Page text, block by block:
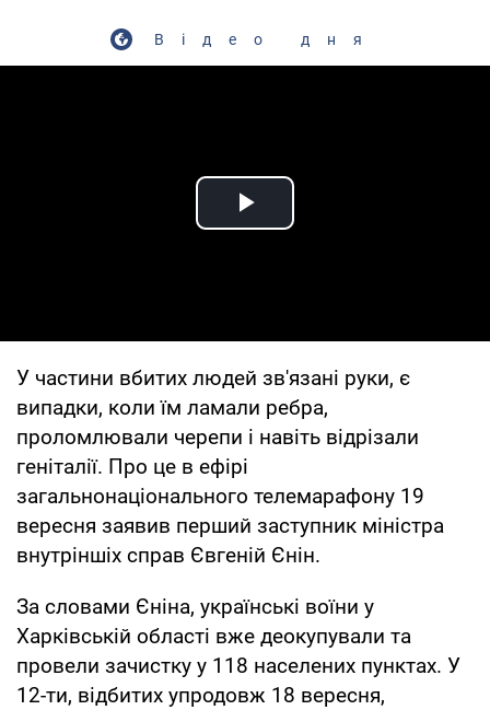
Відео дня
Play Video
У частини вбитих людей зв'язані руки, є
випадки, коли їм ламали ребра,
проломлювали черепи і навіть відрізали
геніталії. Про це в ефірі
загальнонаціонального телемарафону 19
вересня заявив перший заступник міністра
внутріншіх справ Євгеній Єнін.
За словами Єніна, українські воїни у
Харківській області вже деокупували та
провели зачистку у 118 населених пунктах. У
12-ти, відбитих упродовж 18 вересня,